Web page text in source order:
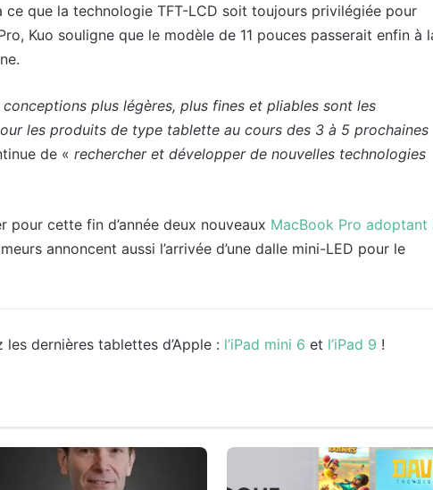
ce que la technologie TFT-LCD soit toujours privilégiée pour
Kuo souligne que le modèle de 11 pouces passerait enfin à
conceptions plus légères, plus fines et pliables sont les
les produits de type tablette au cours des 3 à 5 prochaines
de « rechercher et développer de nouvelles technologies
pour cette fin d’année deux nouveaux MacBook Pro adoptant
annoncent aussi l’arrivée d’une dalle mini-LED pour le
dernières tablettes d’Apple : l’iPad mini 6 et l’iPad 9 !